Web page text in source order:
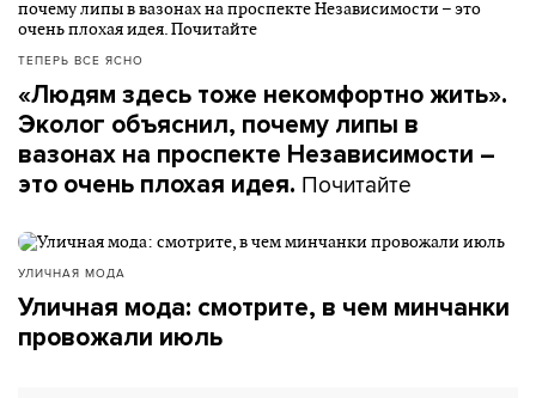
ТЕПЕРЬ ВСЕ ЯСНО
«Людям здесь тоже некомфортно жить».
Эколог объяснил, почему липы в
вазонах на проспекте Независимости –
это очень плохая идея. Почитайте
УЛИЧНАЯ МОДА
Уличная мода: смотрите, в чем минчанки
провожали июль